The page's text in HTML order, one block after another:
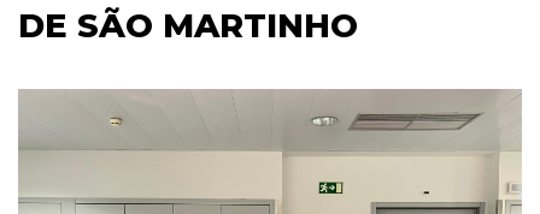
DE SÃO MARTINHO